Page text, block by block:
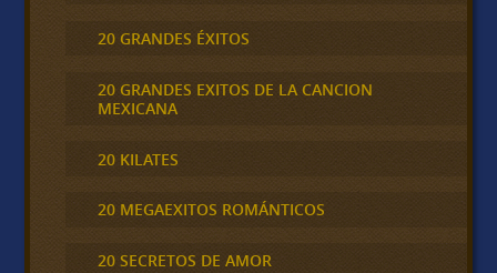
20 GRANDES ÉXITOS
20 GRANDES EXITOS DE LA CANCION
MEXICANA
20 KILATES
20 MEGAEXITOS ROMÁNTICOS
20 SECRETOS DE AMOR